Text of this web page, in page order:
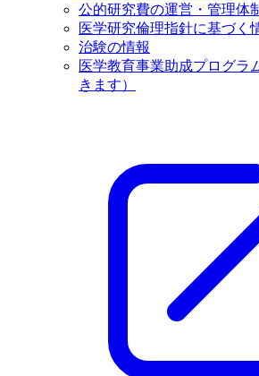
公的研究費の運営・管理体
医学研究倫理指針に基づく
治験の情報
医学教育事業助成プログラ
きます）